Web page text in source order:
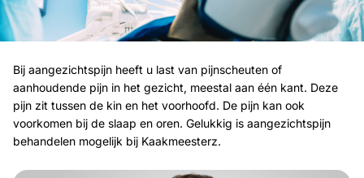
Bij aangezichtspijn heeft u last van pijnscheuten of
aanhoudende pijn in het gezicht, meestal aan één kant. Deze
pijn zit tussen de kin en het voorhoofd. De pijn kan ook
voorkomen bij de slaap en oren. Gelukkig is aangezichtspijn
behandelen mogelijk bij Kaakmeesterz.